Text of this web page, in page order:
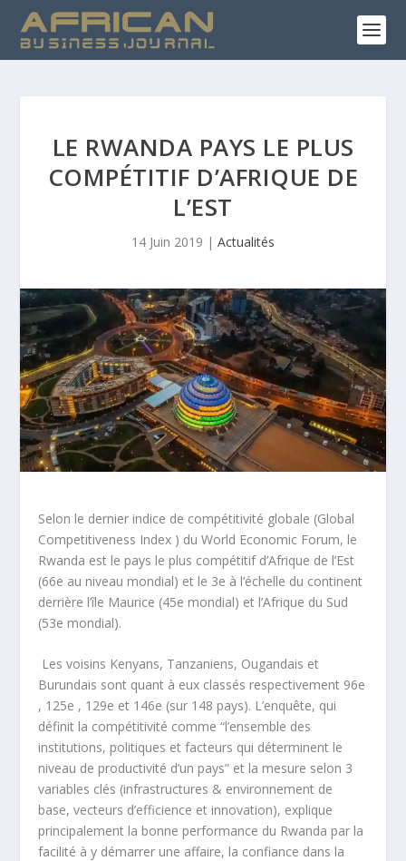
LE RWANDA PAYS LE PLUS
COMPÉTITIF D’AFRIQUE DE
L’EST
14 Juin 2019 | Actualités
Selon le dernier indice de compétitivité globale (Global
Competitiveness Index ) du World Economic Forum, le
Rwanda est le pays le plus compétitif d’Afrique de l’Est
(66e au niveau mondial) et le 3e à l’échelle du continent
derrière l’île Maurice (45e mondial) et l’Afrique du Sud
(53e mondial).
Les voisins Kenyans, Tanzaniens, Ougandais et
Burundais sont quant à eux classés respectivement 96e
, 125e , 129e et 146e (sur 148 pays). L’enquête, qui
définit la compétitivité comme “l’ensemble des
institutions, politiques et facteurs qui déterminent le
niveau de productivité d’un pays” et la mesure selon 3
variables clés (infrastructures & environnement de
base, vecteurs d’efficience et innovation), explique
principalement la bonne performance du Rwanda par la
facilité à y démarrer une affaire, la confiance dans la